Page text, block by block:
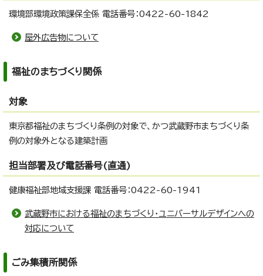
環境部環境政策課保全係 電話番号：0422-60-1842
屋外広告物について
福祉のまちづくり関係
対象
東京都福祉のまちづくり条例の対象で、かつ武蔵野市まちづくり条
例の対象外となる建築計画
担当部署及び電話番号(直通)
健康福祉部地域支援課 電話番号：0422-60-1941
武蔵野市における福祉のまちづくり・ユニバーサルデザインへの
対応について
ごみ集積所関係